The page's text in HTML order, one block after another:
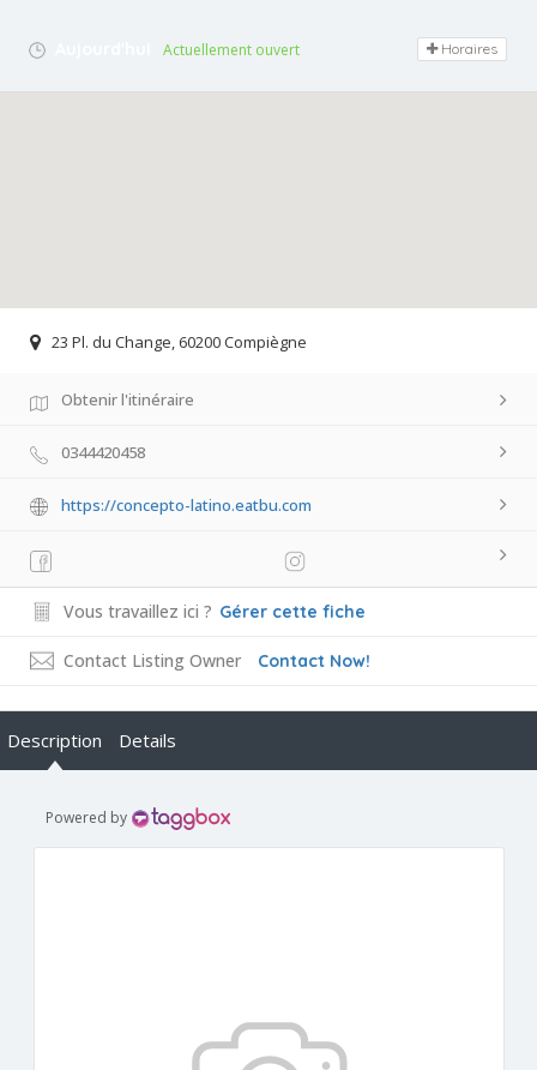
Actuellement ouvert Horaires
23 Pl. du Change, 60200 Compiègne
Obtenir l'itinéraire
0344420458
https://concepto-latino.eatbu.com
Vous travaillez ici ? Gérer cette fiche
Contact Listing Owner Contact Now!
Description Details
Powered by